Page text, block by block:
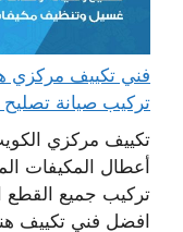
تركيب صيانة
تكييف مركزي
أعطال المكيفات
تركيب جميع القطع
افضل فني تكييف